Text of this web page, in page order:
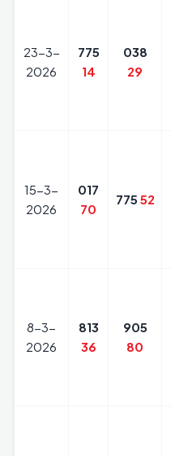
23-3-
2026
775
14
038
29
15-3-
2026
017
70
775 52
8-3-
2026
813
36
905
80